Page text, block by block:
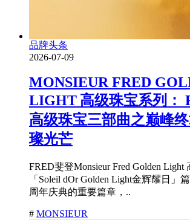
品牌头条
2026-07-09
MONSIEUR FRED
LIGHT 高级珠宝系列：
高级珠宝三部曲之巅峰
璨光芒
FRED斐登Monsieur Fred Golden Light
「Soleil dOr Golden Light金辉耀日」
周年庆典的重要篇章，..
# MONSIEUR